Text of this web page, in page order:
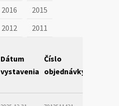
2016
2015
2012
2011
Dátum
vystavenia
Číslo
objednávky